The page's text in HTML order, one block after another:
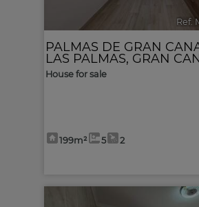
Ref.
PALMAS DE GRAN
LAS PALMAS, GRAN
House for sale
199m² 5 2